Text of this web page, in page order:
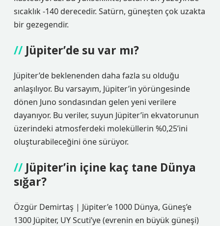
sıcaklık -140 derecedir. Satürn, güneşten çok uzakta
bir gezegendir.
Jüpiter’de su var mı?
Jüpiter’de beklenenden daha fazla su olduğu
anlaşılıyor. Bu varsayım, Jüpiter’in yörüngesinde
dönen Juno sondasından gelen yeni verilere
dayanıyor. Bu veriler, suyun Jüpiter’in ekvatorunun
üzerindeki atmosferdeki moleküllerin %0,25’ini
oluşturabileceğini öne sürüyor.
Jüpiter’in içine kaç tane Dünya
sığar?
Özgür Demirtaş | Jüpiter’e 1000 Dünya, Güneş’e
1300 Jüpiter, UY Scuti’ye (evrenin en büyük güneşi)